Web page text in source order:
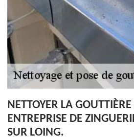
NETTOYER LA
ENTREPRISE DE
SUR LOING.